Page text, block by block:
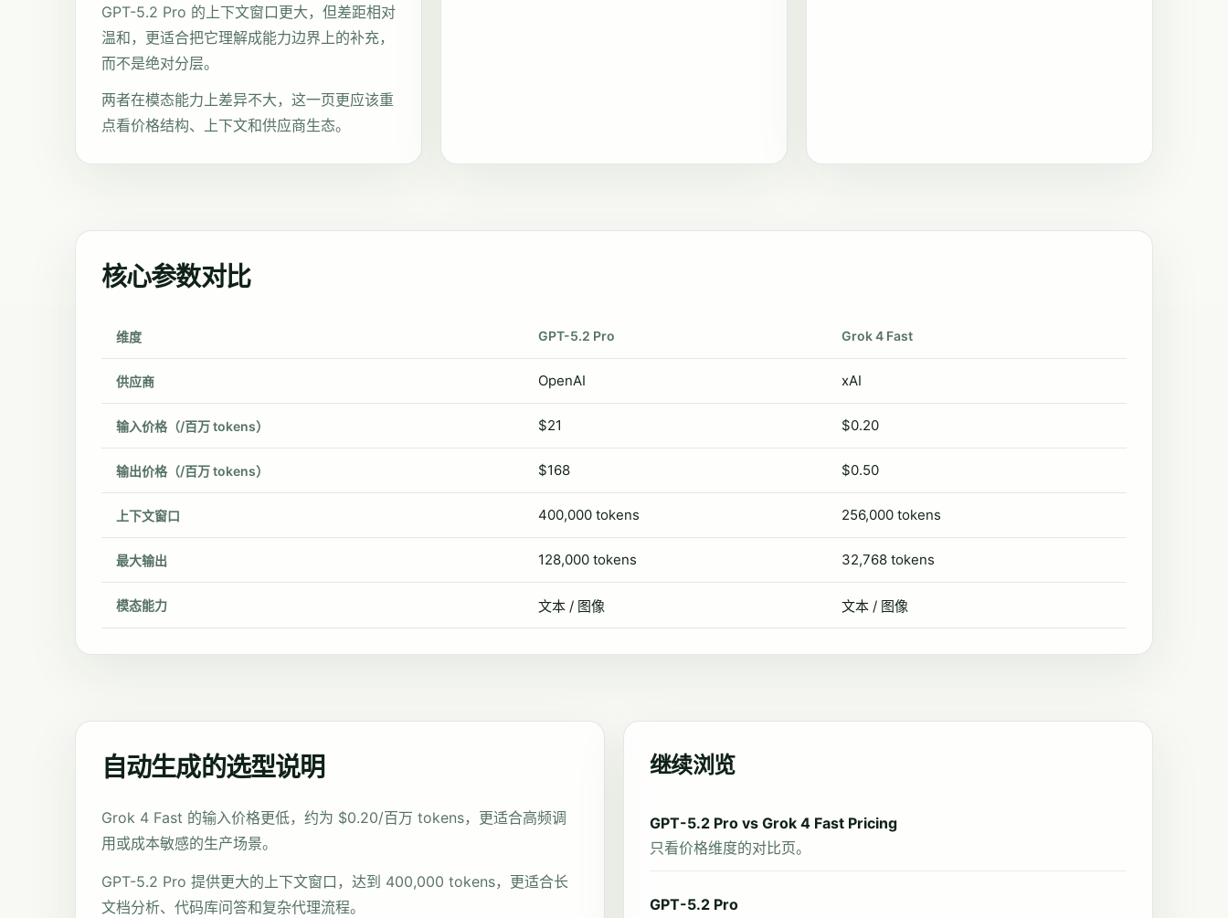
GPT-5.2 Pro 的上下文窗口更大，但差距相对
温和，更适合把它理解成能力边界上的补充，
而不是绝对分层。
两者在模态能力上差异不大，这一页更应该重
点看价格结构、上下文和供应商生态。
核心参数对比
维度 GPT-5.2 Pro Grok 4 Fast
供应商 OpenAI xAI
输入价格（/百万 tokens） $21 $0.20
输出价格（/百万 tokens） $168 $0.50
上下文窗口 400,000 tokens 256,000 tokens
最大输出 128,000 tokens 32,768 tokens
模态能力 文本 / 图像 文本 / 图像
自动生成的选型说明
Grok 4 Fast 的输入价格更低，约为 $0.20/百万 tokens，更适合高频调
用或成本敏感的生产场景。
GPT-5.2 Pro 提供更大的上下文窗口，达到 400,000 tokens，更适合长
文档分析、代码库问答和复杂代理流程。
继续浏览
GPT-5.2 Pro vs Grok 4 Fast Pricing
只看价格维度的对比页。
GPT-5.2 Pro